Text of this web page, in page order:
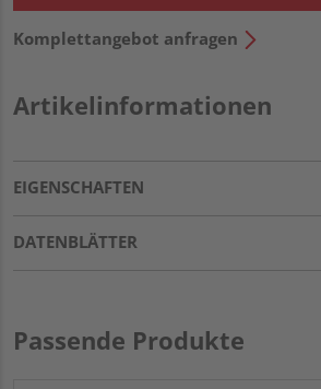
Komplettangebot anfragen
Artikelinformationen
EIGENSCHAFTEN
DATENBLÄTTER
Passende Produkte